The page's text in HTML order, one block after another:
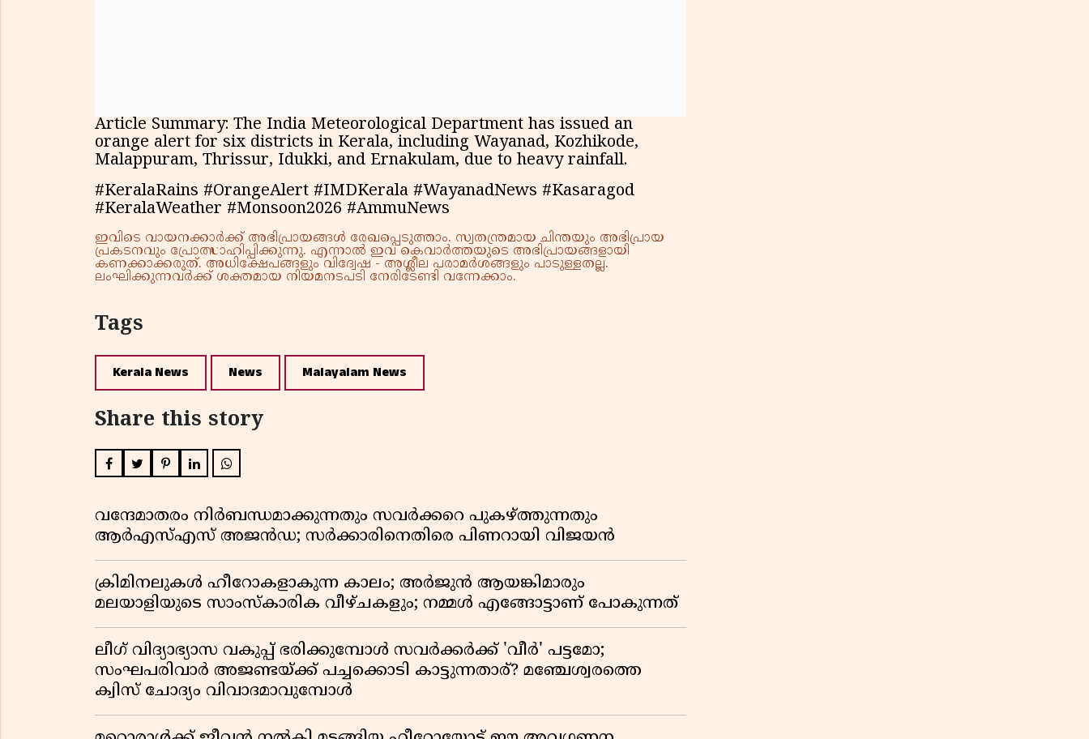
Article Summary: The India Meteorological Department has issued an
orange alert for six districts in Kerala, including Wayanad, Kozhikode,
Malappuram, Thrissur, Idukki, and Ernakulam, due to heavy rainfall.
#KeralaRains #OrangeAlert #IMDKerala #WayanadNews #Kasaragod
#KeralaWeather #Monsoon2026 #AmmuNews
ഇവിടെ വായനക്കാർക്ക് അഭിപ്രായങ്ങൾ രേഖപ്പെടുത്താം. സ്വതന്ത്രമായ ചിന്തയും അഭിപ്രായ
പ്രകടനവും പ്രോത്സാഹിപ്പിക്കുന്നു. എന്നാൽ ഇവ കെവാർത്തയുടെ അഭിപ്രായങ്ങളായി
കണക്കാക്കരുത്. അധിക്ഷേപങ്ങളും വിദ്വേഷ - അശ്ലീല പരാമർശങ്ങളും പാടുള്ളതല്ല.
ലംഘിക്കുന്നവർക്ക് ശക്തമായ നിയമനടപടി നേരിടേണ്ടി വന്നേക്കാം.
Tags
Kerala News News Malayalam News
Share this story
വന്ദേമാതരം നിർബന്ധമാക്കുന്നതും സവർക്കറെ പുകഴ്ത്തുന്നതും
ആർഎസ്എസ് അജൻഡ; സർക്കാരിനെതിരെ പിണറായി വിജയൻ
ക്രിമിനലുകൾ ഹീറോകളാകുന്ന കാലം; അർജുൻ ആയങ്കിമാരും
മലയാളിയുടെ സാംസ്കാരിക വീഴ്ചകളും; നമ്മൾ എങ്ങോട്ടാണ് പോകുന്നത്
ലീഗ് വിദ്യാഭ്യാസ വകുപ്പ് ഭരിക്കുമ്പോൾ സവർക്കർക്ക് 'വീർ' പട്ടമോ;
സംഘപരിവാർ അജണ്ടയ്ക്ക് പച്ചക്കൊടി കാട്ടുന്നതാര്? മഞ്ചേശ്വരത്തെ
ക്വിസ് ചോദ്യം വിവാദമാവുമ്പോൾ